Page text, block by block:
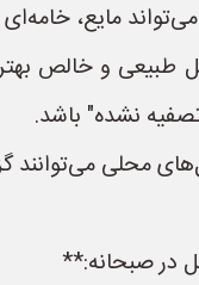
مایع، خامه‌ای
و خالص بهترین
نشده" باشد.
محلی می‌توانند
صبحانه:**